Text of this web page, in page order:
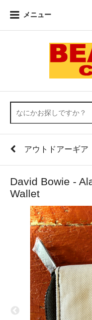
メニュー
アウトドアーギア
David Bowie -
Wallet